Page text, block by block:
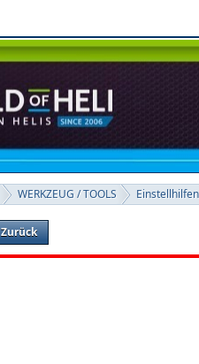
WERKZEUG / TOOLS Einstellhilfen
Zurück